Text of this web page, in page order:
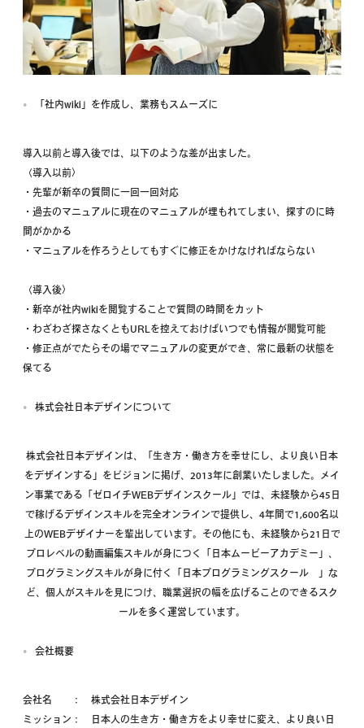
「社内wiki」を作成し、業務もスムーズに
導入以前と導入後では、以下のような差が出ました。
〈導入以前〉
・先輩が新卒の質問に一回一回対応
・過去のマニュアルに現在のマニュアルが埋もれてしまい、探すのに時
間がかかる
・マニュアルを作ろうとしてもすぐに修正をかけなければならない
〈導入後〉
・新卒が社内wikiを閲覧することで質問の時間をカット
・わざわざ探さなくともURLを控えておけばいつでも情報が閲覧可能
・修正点がでたらその場でマニュアルの変更ができ、常に最新の状態を
保てる
株式会社日本デザインについて
株式会社日本デザインは、「生き方・働き方を幸せにし、より良い日本
をデザインする」をビジョンに掲げ、2013年に創業いたしました。メイ
ン事業である「ゼロイチWEBデザインスクール」では、未経験から45日
で稼げるデザインスキルを完全オンラインで提供し、4年間で1,600名以
上のWEBデザイナーを輩出しています。その他にも、未経験から21日で
プロレベルの動画編集スキルが身につく「日本ムービーアカデミー」、
プログラミングスキルが身に付く「日本プログラミングスクール 」な
ど、個人がスキルを見につけ、職業選択の幅を広げることのできるスク
ールを多く運営しています。
会社概要
会社名 ： 株式会社日本デザイン
ミッション： 日本人の生き方・働き方をより幸せに変え、より良い日